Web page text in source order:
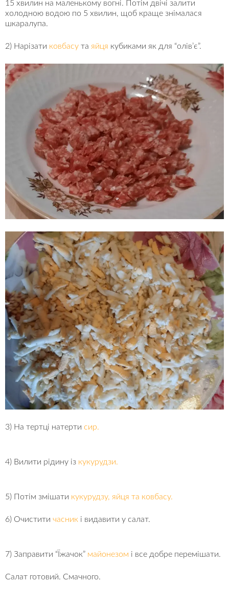
15 хвилин на маленькому вогні. Потім двічі залити
холодною водою по 5 хвилин, щоб краще знімалася
шкаралупа.
2) Нарізати ковбасу та яйця кубиками як для “олів’є”.
3) На тертці натерти сир.
4) Вилити рідину із кукурудзи.
5) Потім змішати кукурудзу, яйця та ковбасу.
6) Очистити часник і видавити у салат.
7) Заправити “Їжачок” майонезом і все добре перемішати.
Салат готовий. Смачного.